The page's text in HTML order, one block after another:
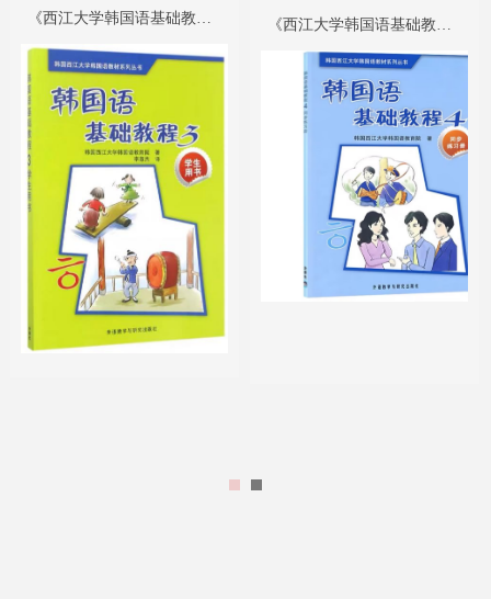
《西江大学韩国语基础教程4》
《西江大学韩国语基础教程3》